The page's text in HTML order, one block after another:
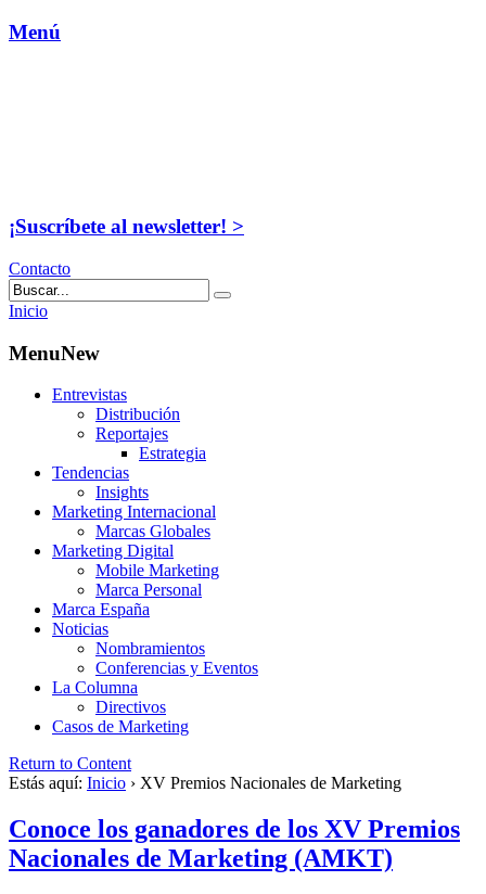
Menú
¡Suscríbete al newsletter! >
Contacto
Inicio
MenuNew
Entrevistas
Distribución
Reportajes
Estrategia
Tendencias
Insights
Marketing Internacional
Marcas Globales
Marketing Digital
Mobile Marketing
Marca Personal
Marca España
Noticias
Nombramientos
Conferencias y Eventos
La Columna
Directivos
Casos de Marketing
Return to Content
Estás aquí: Inicio › XV Premios Nacionales de Marketing
Conoce los ganadores de los XV Premios
Nacionales de Marketing (AMKT)